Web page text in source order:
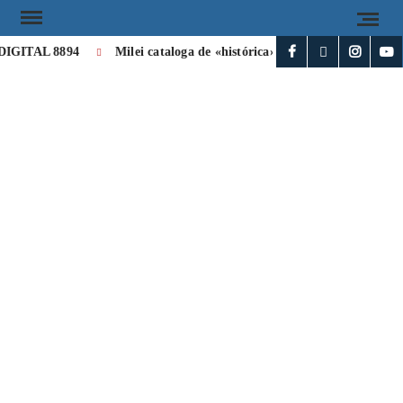
8894 Milei cataloga de «histórica» la visita de León XIV